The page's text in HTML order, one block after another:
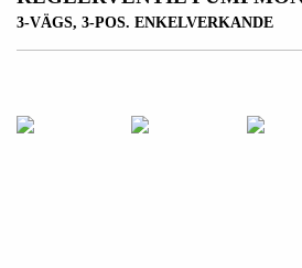
3-VÄGS, 3-POS. ENKELVERKANDE